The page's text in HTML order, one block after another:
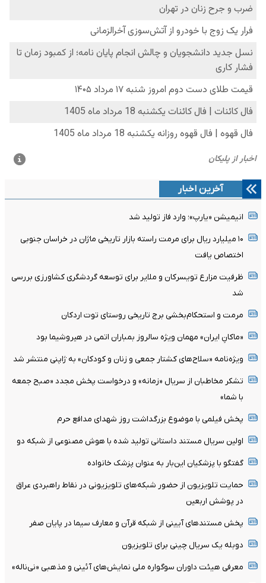
آخرین اخبار
انیمیشن «یارپ»؛ وارد فاز تولید شد
۱۰ میلیارد ریال برای مرمت راسته بازار تاریخی ماژان در خراسان جنوبی
اختصاص یافت
ظرفیت مزارع تویسرکان و ملایر برای توسعه گردشگری کشاورزی بررسی
شد
مرمت و استحکام‌بخشی برج تاریخی روستای توت اردکان
«ماکانِ ایران» مهمان ویژه سالروز بمباران اتمی در هیروشیما بود
ویژه‌نامه «سلاح‌های کشتار جمعی و زنان و کودکان» به ژاپنی منتشر شد
تشکر مخاطبان از سریال «زمانه» و درخواست پخش مجدد «صبح جمعه
با شما»
پخش فیلمی با موضوع بزرگداشت روز شهدای مدافع حرم
اولین سریال مستند داستانی تولید شده با هوش مصنوعی از شبکه دو
گفتگو با پزشکیان این‌بار به عنوان پزشک خانواده
حمایت تلویزیون از حضور شبکه‌های تلویزیونی در نقاط راهبردی عراق
در پوشش اربعین
پخش مستندهای آیینی از شبکه قرآن و معارف سیما در پایان صفر
دوبله یک سریال چینی برای تلویزیون
معرفی هیئت داوران سوگواره ملی نمایش‌های آئینی و مذهبی «نی‌ناله»